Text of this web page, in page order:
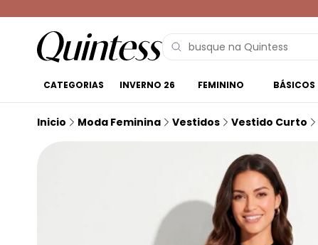
CATEGORIAS INVERNO 26 FEMININO BÁSICOS
Inicio Moda Feminina Vestidos Vestido Curto